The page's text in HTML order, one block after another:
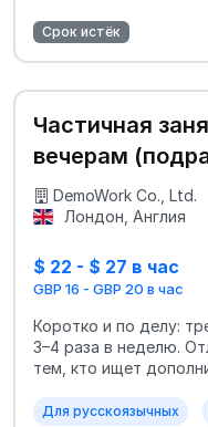
Срок истёк
Частичная
вечерам
DemoWork Co., Ltd.
Лондон, Англия
$ 22 - $ 27 в час
GBP 16 - GBP 20 в час
Коротко и по делу:
3–4 раза в неделю.
тем, кто ищет
Для русскоязычных